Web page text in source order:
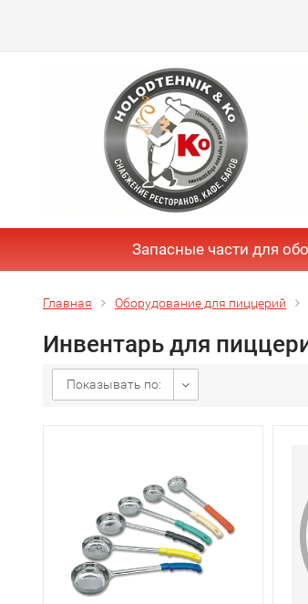
Запасные части для
Главная Оборудование для пиццерий
Инвентарь для
Показывать по: